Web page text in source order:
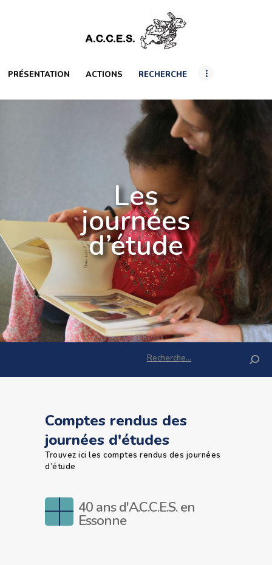
PRÉSENTATION ACTIONS RECHERCHE
Les
journées
d’étude
PRÉSENTATION
ACTIONS
INTERNATIONAL
RESSOURCES
Comptes rendus des
journées d'études
Trouvez ici les comptes rendus des journées
d’étude
40 ans d'A.C.C.E.S. en
Essonne